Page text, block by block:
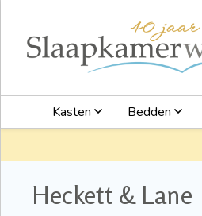
Kasten Bedden
Heckett & Lane